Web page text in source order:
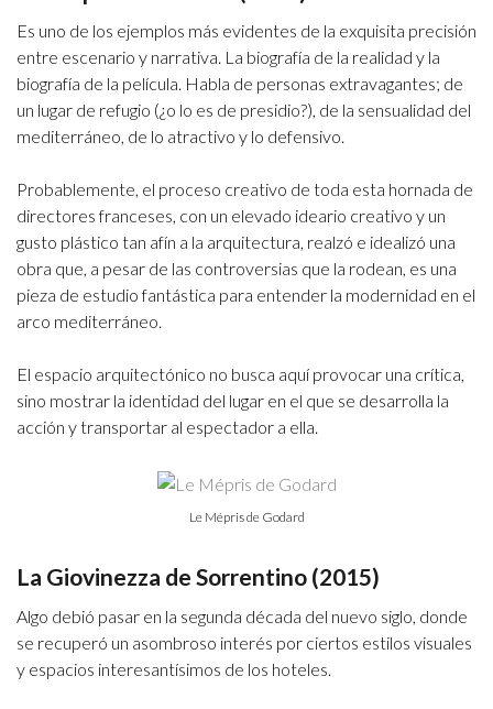
Es uno de los ejemplos más evidentes de la exquisita precisión
entre escenario y narrativa. La biografía de la realidad y la
biografía de la película. Habla de personas extravagantes; de
un lugar de refugio (¿o lo es de presidio?), de la sensualidad del
mediterráneo, de lo atractivo y lo defensivo.
Probablemente, el proceso creativo de toda esta hornada de
directores franceses, con un elevado ideario creativo y un
gusto plástico tan afín a la arquitectura, realzó e idealizó una
obra que, a pesar de las controversias que la rodean, es una
pieza de estudio fantástica para entender la modernidad en el
arco mediterráneo.
El espacio arquitectónico no busca aquí provocar una crítica,
sino mostrar la identidad del lugar en el que se desarrolla la
acción y transportar al espectador a ella.
Le Mépris de Godard
La Giovinezza de Sorrentino (2015)
Algo debió pasar en la segunda década del nuevo siglo, donde
se recuperó un asombroso interés por ciertos estilos visuales
y espacios interesantísimos de los hoteles.